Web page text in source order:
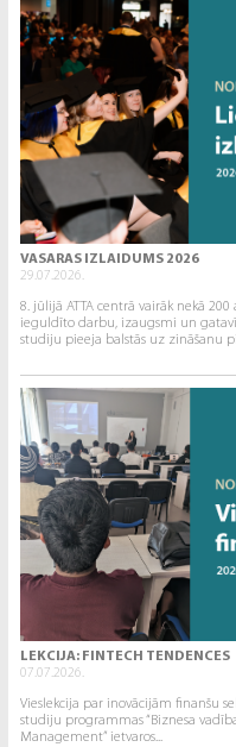
VASARAS IZLAIDUMS 2026
29.07.2026.
8. jūlijā ATTA centrā vairāk nekā
ieguldīto darbu, izaugsmi un
studiju pieeja balstās uz zināšanu
LEKCIJA: FINTECH TENDENCES
07.07.2026.
Vieslekcija par inovācijām finanšu
studiju programmas “Biznesa
Management” ietvaros...